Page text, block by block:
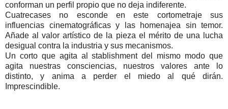
conforman un perfil propio que no deja indiferente.
Cuatrecases no esconde en este cortometraje sus
influencias cinematográficas y las homenajea sin temor.
Añade al valor artístico de la pieza el mérito de una lucha
desigual contra la industria y sus mecanismos.
Un corto que agita al stablishment del mismo modo que
agita nuestras consciencias, nuestros valores ante lo
distinto, y anima a perder el miedo al qué dirán.
Imprescindible.